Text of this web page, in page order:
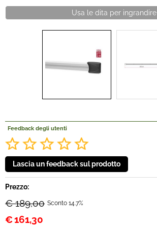
La nostra Officina
Veicoli Pronta consegna
Lavora Con Noi
Usa le dita per ingrandire
Feedback degli utenti
Prezzo:
€ 189,00 Sconto 14.7%
€161,30